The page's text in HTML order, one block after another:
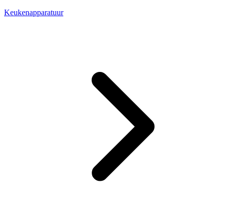
Keukenapparatuur